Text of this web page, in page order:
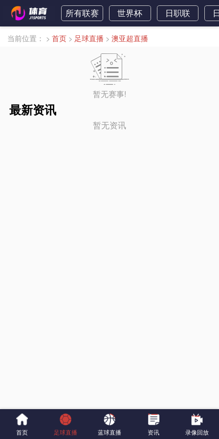
所有联赛 世界杯 日职联
当前位置： > 首页 > 足球直播 > 澳亚超直播
暂无赛事!
最新资讯
暂无资讯
首页 足球直播 蓝球直播 资讯 录像回放